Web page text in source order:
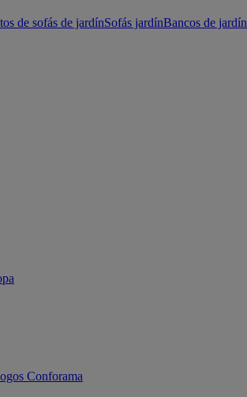
de sofás de jardínSofás jardínBancos de jardín
Conforama